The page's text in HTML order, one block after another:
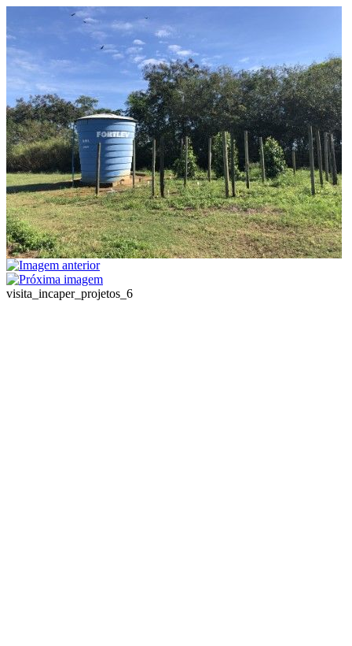
visita_incaper_projetos_6